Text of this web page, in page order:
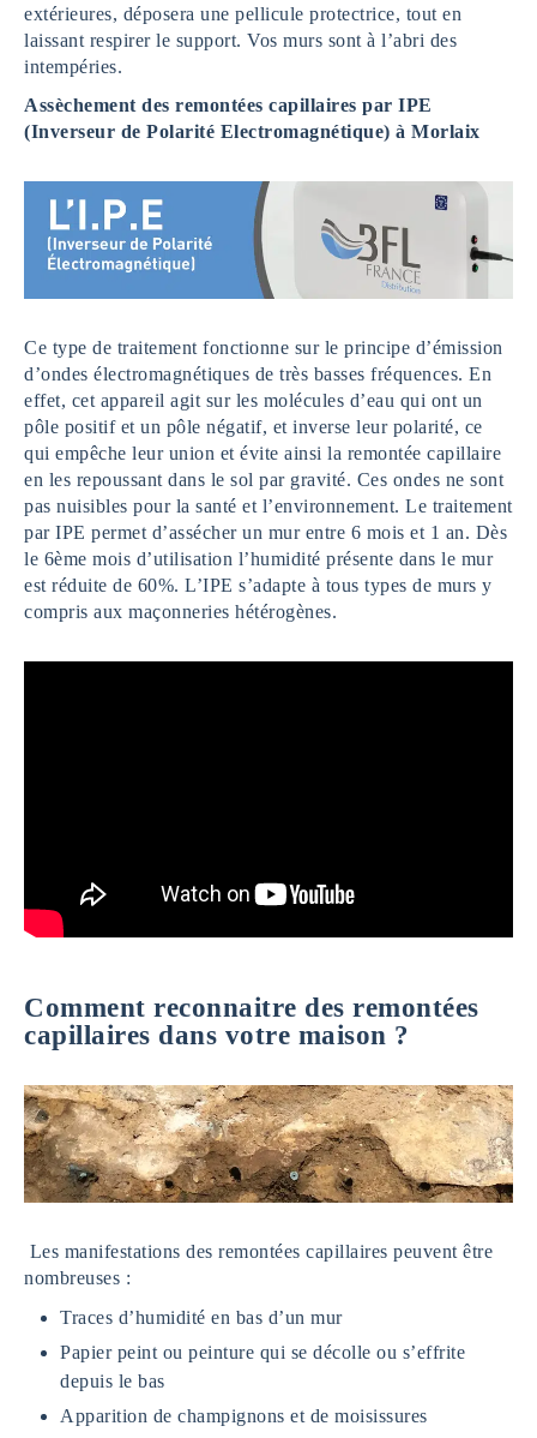
extérieures, déposera une pellicule protectrice, tout en
laissant respirer le support. Vos murs sont à l’abri des
intempéries.
Assèchement des remontées capillaires par IPE
(Inverseur de Polarité Electromagnétique) à Morlaix
Ce type de traitement fonctionne sur le principe d’émission
d’ondes électromagnétiques de très basses fréquences. En
effet, cet appareil agit sur les molécules d’eau qui ont un
pôle positif et un pôle négatif, et inverse leur polarité, ce
qui empêche leur union et évite ainsi la remontée capillaire
en les repoussant dans le sol par gravité. Ces ondes ne sont
pas nuisibles pour la santé et l’environnement. Le traitement
par IPE permet d’assécher un mur entre 6 mois et 1 an. Dès
le 6ème mois d’utilisation l’humidité présente dans le mur
est réduite de 60%. L’IPE s’adapte à tous types de murs y
compris aux maçonneries hétérogènes.
Comment reconnaitre des remontées
capillaires dans votre maison ?
Les manifestations des remontées capillaires peuvent être
nombreuses :
Traces d’humidité en bas d’un mur
Papier peint ou peinture qui se décolle ou s’effrite
depuis le bas
Apparition de champignons et de moisissures